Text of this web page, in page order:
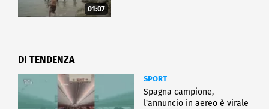
01:07
DI TENDENZA
SPORT
Spagna campione,
l'annuncio in aereo è virale